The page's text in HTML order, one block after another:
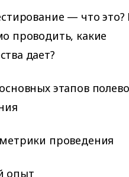
— что это?
проводить, какие
дает?
этапов
проведения
опыт